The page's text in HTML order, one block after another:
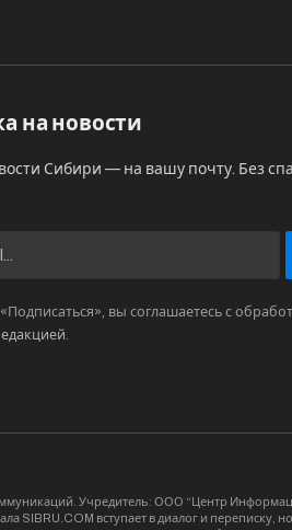
на новости
Сибири — на вашу почту. Без
вы соглашаетесь с
.
Учредитель: ООО “Центр
SIBRU.COM вступает в диалог и переписку, но